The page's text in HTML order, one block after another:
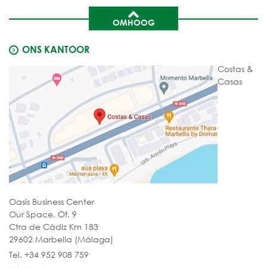
OMHOOG
ONS KANTOOR
Costas &
Casas
Oasis Business Center
Our Space, Of. 9
Ctra de Cádiz Km 183
29602 Marbella (Málaga)
Tel. +34 952 908 759